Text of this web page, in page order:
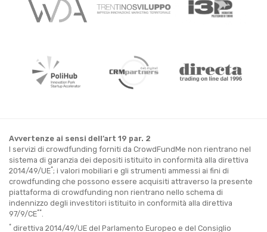
Avvertenze ai sensi dell’art 19 par. 2
I servizi di crowdfunding forniti da CrowdFundMe non rientrano nel
sistema di garanzia dei depositi istituito in conformità alla direttiva
2014/49/UE*; i valori mobiliari e gli strumenti ammessi ai fini di
crowdfunding che possono essere acquisiti attraverso la presente
piattaforma di crowdfunding non rientrano nello schema di
indennizzo degli investitori istituito in conformità alla direttiva
97/9/CE**
* direttiva 2014/49/UE del Parlamento Europeo e del Consiglio